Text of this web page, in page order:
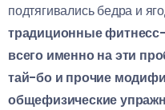
подтягивались бедра и
традиционные
всего именно на эти
тай-бо и прочие
общефизические